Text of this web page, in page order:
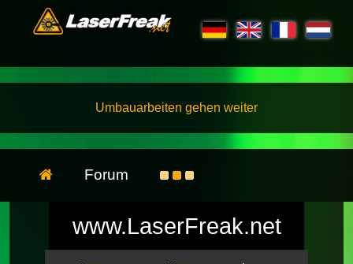
Umbauarbeiten gehen weiter
Forum
www.LaserFreak.net